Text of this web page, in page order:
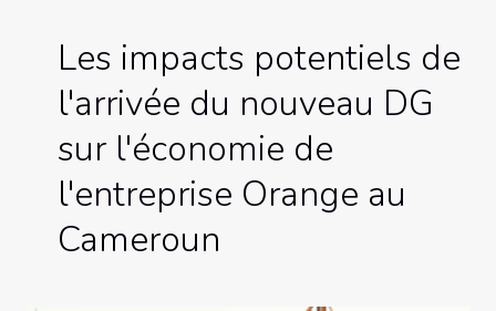
Les impacts potentiels de
l'arrivée du nouveau DG
sur l'économie de
l'entreprise Orange au
Cameroun